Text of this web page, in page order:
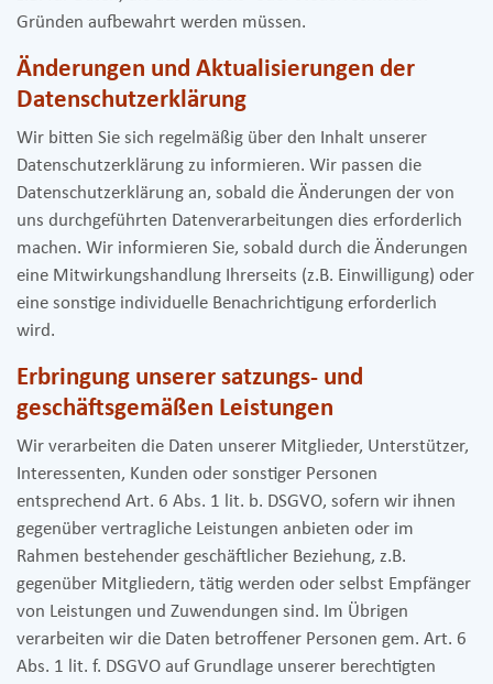
Gründen aufbewahrt werden müssen.
Änderungen und Aktualisierungen der
Datenschutzerklärung
Wir bitten Sie sich regelmäßig über den Inhalt unserer
Datenschutzerklärung zu informieren. Wir passen die
Datenschutzerklärung an, sobald die Änderungen der von
uns durchgeführten Datenverarbeitungen dies erforderlich
machen. Wir informieren Sie, sobald durch die Änderungen
eine Mitwirkungshandlung Ihrerseits (z.B. Einwilligung) oder
eine sonstige individuelle Benachrichtigung erforderlich
wird.
Erbringung unserer satzungs- und
geschäftsgemäßen Leistungen
Wir verarbeiten die Daten unserer Mitglieder, Unterstützer,
Interessenten, Kunden oder sonstiger Personen
entsprechend Art. 6 Abs. 1 lit. b. DSGVO, sofern wir ihnen
gegenüber vertragliche Leistungen anbieten oder im
Rahmen bestehender geschäftlicher Beziehung, z.B.
gegenüber Mitgliedern, tätig werden oder selbst Empfänger
von Leistungen und Zuwendungen sind. Im Übrigen
verarbeiten wir die Daten betroffener Personen gem. Art. 6
Abs. 1 lit. f. DSGVO auf Grundlage unserer berechtigten